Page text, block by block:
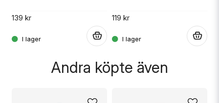
139 kr 119 kr
Andra köpte även